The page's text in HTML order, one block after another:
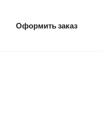
Оформить заказ